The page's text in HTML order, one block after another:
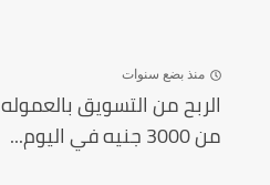
منذ بضع سنوات
الربح من التسويق
من 3000 جنيه في اليوم...